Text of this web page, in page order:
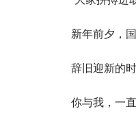
新年前夕，
辞旧迎新的
你与我，一